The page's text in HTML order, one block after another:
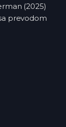
(2025)
prevodom